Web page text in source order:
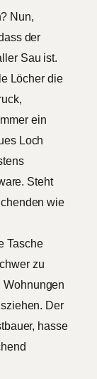
Nun,
der
Sau ist.
Löcher die
ein
Loch
Steht
wie
Tasche
zu
Wohnungen
Der
hasse